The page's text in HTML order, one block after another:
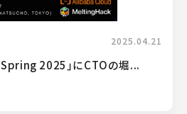
2025.04.21
2025」にCTOの堀...